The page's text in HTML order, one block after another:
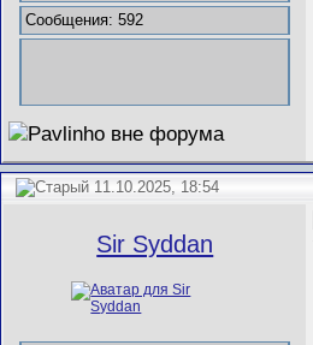
Сообщения: 592
11.10.2025, 18:54
Sir Syddan